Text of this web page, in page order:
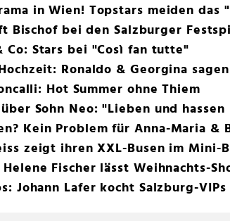
in Wien! Topstars meiden das
Bischof bei den Salzburger
Co: Stars bei "Così fan tutte"
Ronaldo & Georgina
Hot Summer ohne Thiem
Sohn Neo: "Lieben und hassen
Kein Problem für Anna-Maria &
zeigt ihren XXL-Busen im Mini-
Fischer lässt Weihnachts-
Johann Lafer kocht Salzburg-